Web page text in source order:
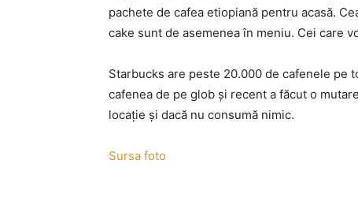
pachete de cafea etiopiană pentru acasă.
cake sunt de asemenea în meniu. Cei care
Starbucks are peste 20.000 de cafenele pe
cafenea de pe glob şi recent a făcut o
locaţie şi dacă nu consumă nimic.
Sursa foto